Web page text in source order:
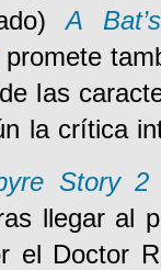
A
promete
las
la crítica
Story 2
llegar al
el Doctor